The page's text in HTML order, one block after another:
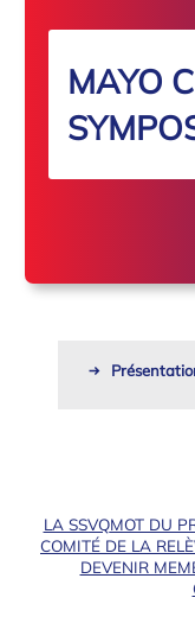
MAYO
LA SSVQMOT DU
COMITÉ DE LA
DEVENIR